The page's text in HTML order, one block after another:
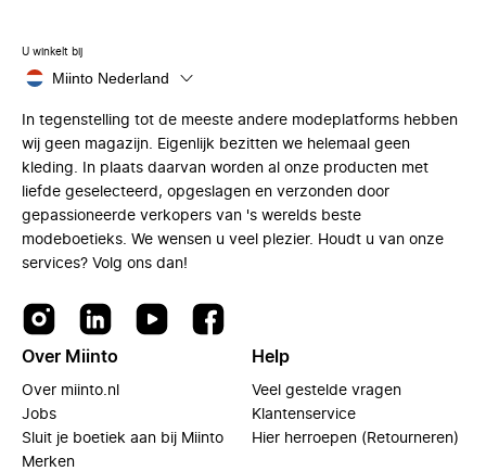
U winkelt bij
Miinto Nederland
In tegenstelling tot de meeste andere modeplatforms hebben
wij geen magazijn. Eigenlijk bezitten we helemaal geen
kleding. In plaats daarvan worden al onze producten met
liefde geselecteerd, opgeslagen en verzonden door
gepassioneerde verkopers van 's werelds beste
modeboetieks. We wensen u veel plezier. Houdt u van onze
services? Volg ons dan!
Over Miinto
Over miinto.nl
Jobs
Sluit je boetiek aan bij Miinto
Merken
Help
Veel gestelde vragen
Klantenservice
Hier herroepen (Retourneren)